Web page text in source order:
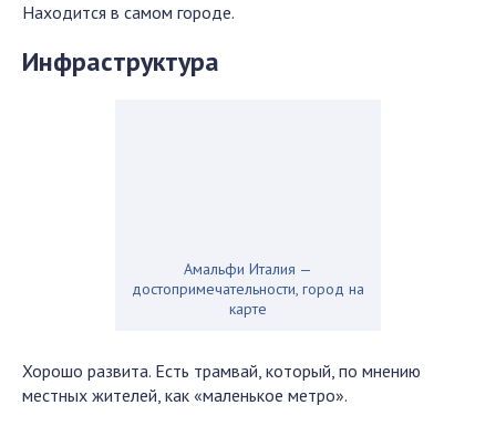
Находится в самом городе.
Инфраструктура
Амальфи Италия —
достопримечательности, город на
карте
Хорошо развита. Есть трамвай, который, по мнению
местных жителей, как «маленькое метро».